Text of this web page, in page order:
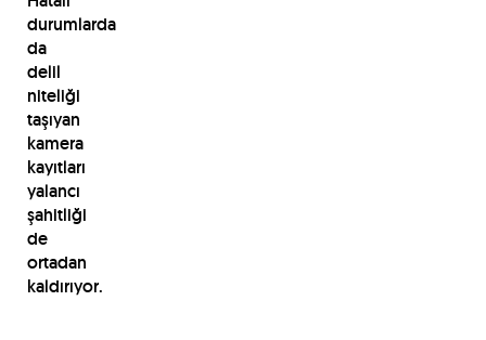
durumlarda
da
delil
niteliği
taşıyan
kamera
kayıtları
yalancı
şahitliği
de
ortadan
kaldırıyor.